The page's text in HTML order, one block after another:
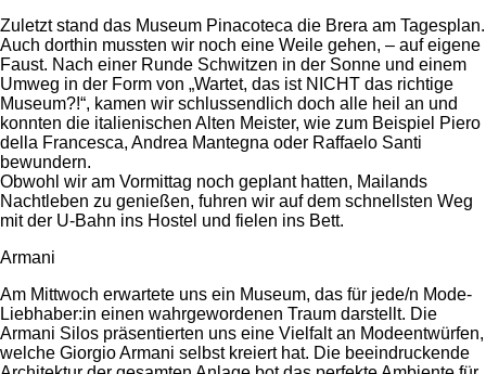
Zuletzt stand das Museum Pinacoteca die Brera am Tagesplan.
Auch dorthin mussten wir noch eine Weile gehen, – auf eigene
Faust. Nach einer Runde Schwitzen in der Sonne und einem
Umweg in der Form von „Wartet, das ist NICHT das richtige
Museum?!“, kamen wir schlussendlich doch alle heil an und
konnten die italienischen Alten Meister, wie zum Beispiel Piero
della Francesca, Andrea Mantegna oder Raffaelo Santi
bewundern.
Obwohl wir am Vormittag noch geplant hatten, Mailands
Nachtleben zu genießen, fuhren wir auf dem schnellsten Weg
mit der U-Bahn ins Hostel und fielen ins Bett.
Armani
Am Mittwoch erwartete uns ein Museum, das für jede/n Mode-
Liebhaber:in einen wahrgewordenen Traum darstellt. Die
Armani Silos präsentierten uns eine Vielfalt an Modeentwürfen,
welche Giorgio Armani selbst kreiert hat. Die beeindruckende